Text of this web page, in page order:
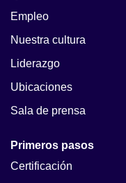
Empleo
Nuestra cultura
Liderazgo
Ubicaciones
Sala de prensa
Primeros pasos
Certificación